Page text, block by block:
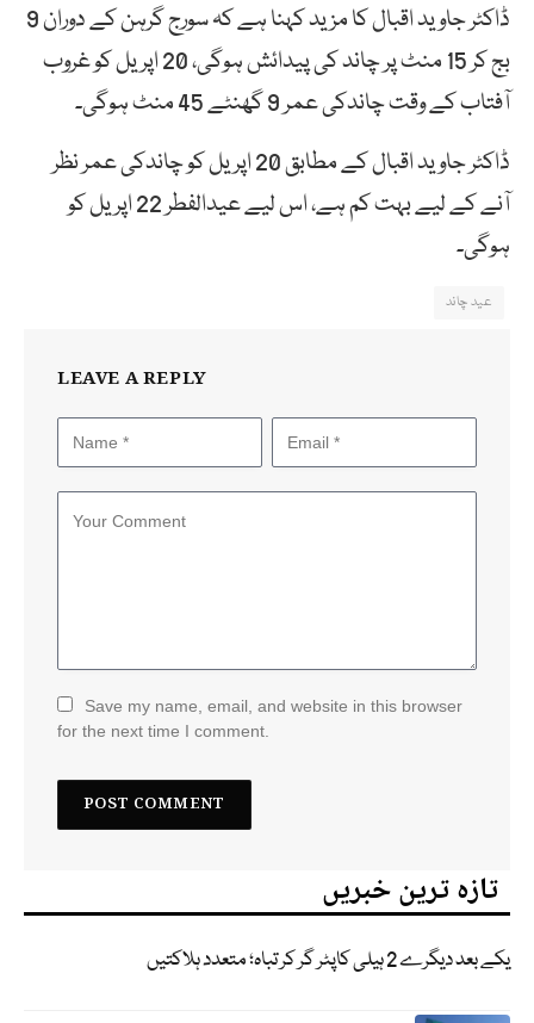
ڈاکٹر جاوید اقبال کا مزید کہنا ہے کہ سورج گرہن کے دوران 9
بج کر 15 منٹ پر چاند کی پیدائش ہوگی، 20 اپریل کو غروب
آفتاب کے وقت چاندکی عمر 9 گھنٹے 45 منٹ ہوگی۔
ڈاکٹر جاوید اقبال کے مطابق 20 اپریل کو چاندکی عمر نظر
آنے کے لیے بہت کم ہے، اس لیے عیدالفطر 22 اپریل کو
ہوگی۔
عید چاند
LEAVE A REPLY
Save my name, email, and website in this browser
for the next time I comment.
تازہ ترین خبریں
یکے بعد دیگرے 2 ہیلی کاپٹر گر کر تباہ؛ متعدد ہلاکتیں